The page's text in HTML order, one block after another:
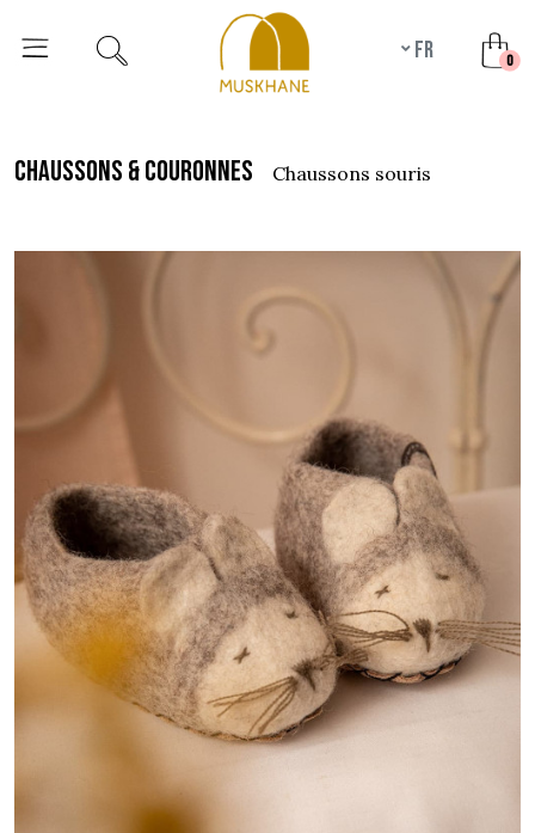
fr 0
chaussons & couronnes chaussons souris